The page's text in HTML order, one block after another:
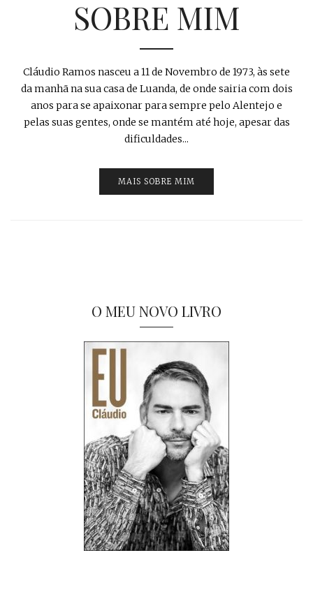
SOBRE MIM
Cláudio Ramos nasceu a 11 de Novembro de 1973, às sete
da manhã na sua casa de Luanda, de onde sairia com dois
anos para se apaixonar para sempre pelo Alentejo e
pelas suas gentes, onde se mantém até hoje, apesar das
dificuldades...
MAIS SOBRE MIM
O MEU NOVO LIVRO